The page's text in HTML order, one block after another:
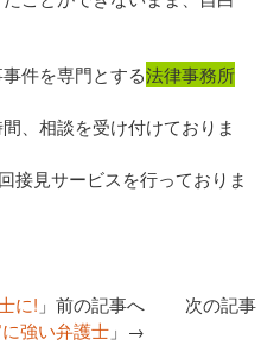
件を専門とする法律事務所
、相談を受け付けておりま
接見サービスを行っておりま
に! 」前の記事へ 次の記事
強い弁護士 」→